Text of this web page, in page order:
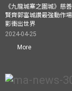
《九龍城寨之圍城》慈
賢齊郭富城讚最強動作
影衝出世界
2024-04-25
More